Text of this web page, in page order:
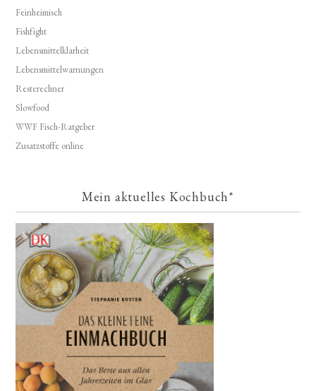
Feinheimisch
Fishfight
Lebensmittelklarheit
Lebensmittelwarnungen
Resterechner
Slowfood
WWF Fisch-Ratgeber
Zusatzstoffe online
Mein aktuelles Kochbuch*